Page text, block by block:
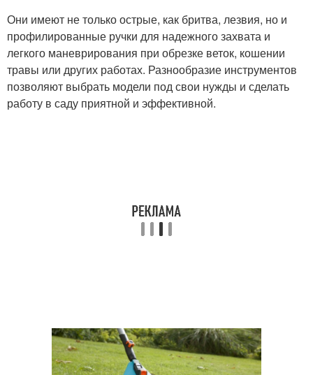
Они имеют не только острые, как бритва, лезвия, но и
профилированные ручки для надежного захвата и
легкого маневрирования при обрезке веток, кошении
травы или других работах. Разнообразие инструментов
позволяют выбрать модели под свои нужды и сделать
работу в саду приятной и эффективной.